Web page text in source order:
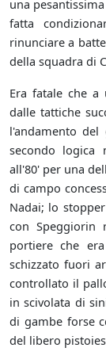
una
fatta
rinunciare a
della squadra di
Era fatale che
dalle tattiche
l'andamento
secondo logica
all'80' per una
di campo
Nadai; lo
con Speggiorin
portiere che
schizzato fuori
controllato il
in scivolata di
di gambe forse
del libero